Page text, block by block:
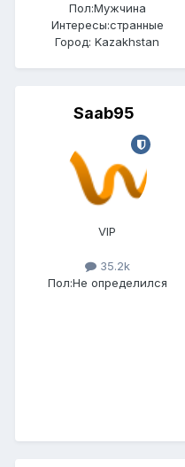
Пол:Мужчина
Интересы:странные
Город: Kazakhstan
Saab95
VIP
35.2k
Пол:Не определился